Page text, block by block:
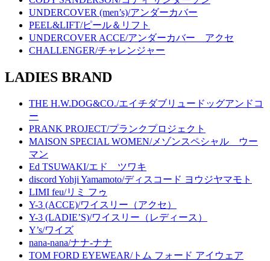
UNDERCOVER (men’s)/アンダーカバー
PEEL&LIFT/ピール＆リフト
UNDERCOVER ACCE/アンダーカバー アクセ
CHALLENGER/チャレンジャー
LADIES BRAND
THE H.W.DOG&CO./エイチダブリュードッグアンドコ
ー
PRANK PROJECT/プランクプロジェクト
MAISON SPECIAL WOMEN/メゾンスペシャル ウー
マン
Ed TSUWAKI/エド ツワキ
discord Yohji Yamamoto/ディスコード ヨウジヤマモト
LIMI feu/リミ フゥ
Y-3 (ACCE)/ワイスリー（アクセ）
Y-3 (LADIE’S)/ワイスリー（レディース）
Y’s/ワイズ
nana-nana/ナナ-ナナ
TOM FORD EYEWEAR/トム フォード アイウェア